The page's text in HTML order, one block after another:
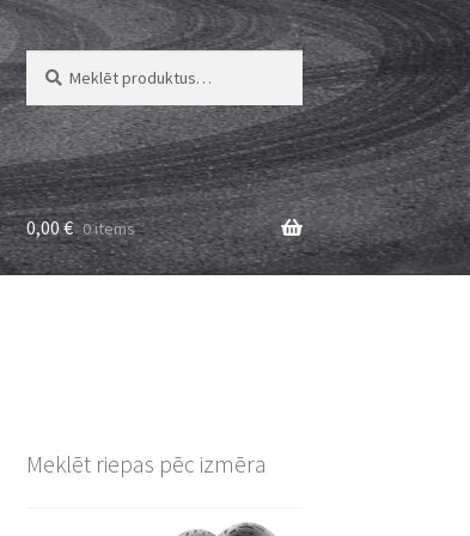
Meklēt:
Meklēt
0,00€ 0 items
Meklēt riepas pēc izmēra